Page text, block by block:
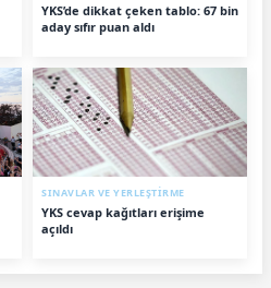
YKS’de dikkat çeken tablo: 67 bin
aday sıfır puan aldı
SINAVLAR VE YERLEŞTİRME
YKS cevap kağıtları erişime
açıldı